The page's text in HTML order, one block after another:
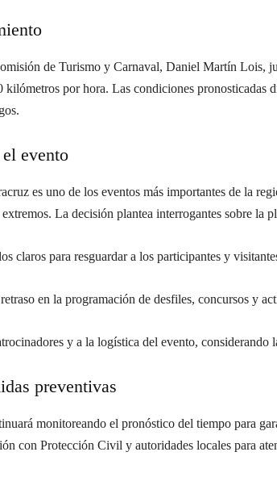
de Turismo y Carnaval, Daniel Martín Lois,
kilómetros por hora. Las condiciones
evento
es uno de los eventos más importantes de la
La decisión plantea interrogantes sobre la
claros para resguardar a los participantes y
en la programación de desfiles, concursos y
y a la logística del evento,
preventivas
monitoreando el pronóstico del tiempo para
con Protección Civil y autoridades locales para